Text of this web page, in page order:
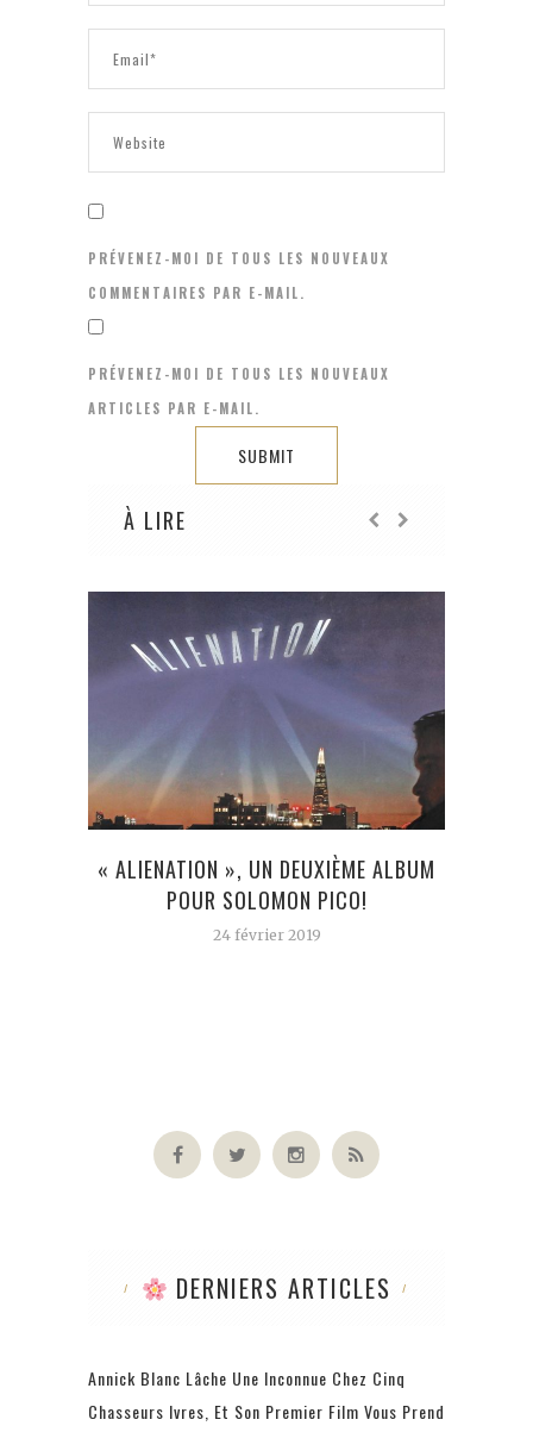
PRÉVENEZ-MOI DE TOUS LES NOUVEAUX
COMMENTAIRES PAR E-MAIL.
PRÉVENEZ-MOI DE TOUS LES NOUVEAUX
ARTICLES PAR E-MAIL.
À LIRE
« ALIENATION », UN DEUXIÈME ALBUM
POUR SOLOMON PICO!
24 février 2019
DERNIERS ARTICLES
Annick Blanc Lâche Une Inconnue Chez Cinq
Chasseurs Ivres, Et Son Premier Film Vous Prend